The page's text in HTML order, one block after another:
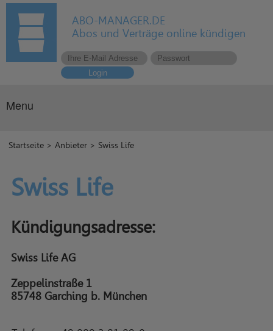
ABO-MANAGER.DE
Abos und Verträge online kündigen
Login
Menu
Startseite >Anbieter > Swiss Life
Swiss Life
Kündigungsadresse:
Swiss Life AG
Zeppelinstraße 1
85748 Garching b. München